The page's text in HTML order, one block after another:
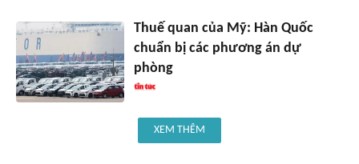
Thuế quan của Mỹ: Hàn Quốc
chuẩn bị các phương án dự
phòng
XEM THÊM